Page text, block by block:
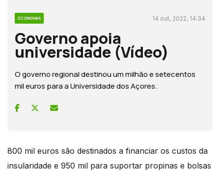
ECONOMIA 14 out, 2022, 14:34
Governo apoia
universidade (Vídeo)
O governo regional destinou um milhão e setecentos
mil euros para a Universidade dos Açores.
800 mil euros são destinados a financiar os custos da
insularidade e 950 mil para suportar propinas e bolsas